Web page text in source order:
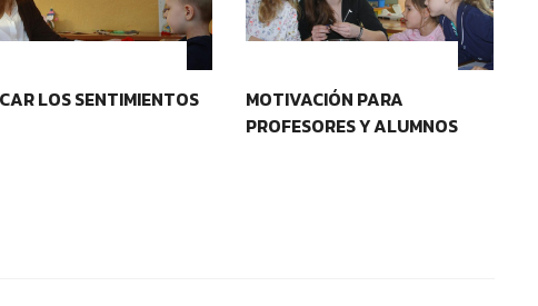
LOS SENTIMIENTOS
MOTIVACIÓN PARA
PROFESORES Y ALUMNOS